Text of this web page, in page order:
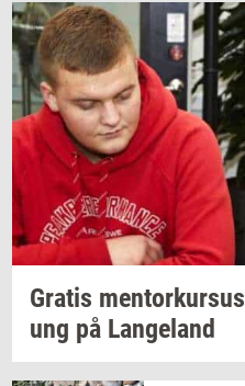
Gra­tis men­tor­kur­sus
ung på Lan­geland